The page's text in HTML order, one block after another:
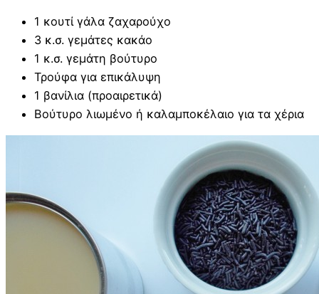
1 κουτί γάλα ζαχαρούχο
3 κ.σ. γεμάτες κακάο
1 κ.σ. γεμάτη βούτυρο
Τρούφα για επικάλυψη
1 βανίλια (προαιρετικά)
Βούτυρο λιωμένο ή καλαμποκέλαιο για τα χέρια